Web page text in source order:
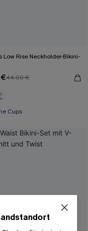
Low Rise Neckholder-Bikini-
44,00 €
Cups